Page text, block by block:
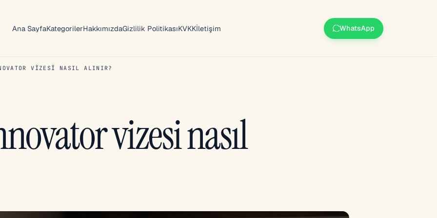
Ana SayfaKategorilerHakkımızdaGizlilik PolitikasıKVKKİletişim WhatsApp
VIZESI NASIL ALINIR?
vizesi nasıl